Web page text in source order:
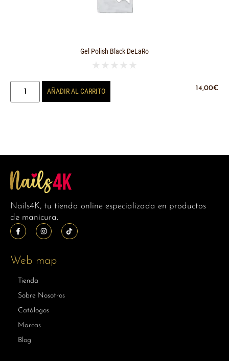
Gel Polish Black DeLaRo
★ ★ ★ ★ ★
14,00€
AÑADIR AL CARRITO
Nails4K, tu tienda online especializada en productos
de manicura.
Web map
Tienda
Sobre Nosotros
Catálogos
Marcas
Blog